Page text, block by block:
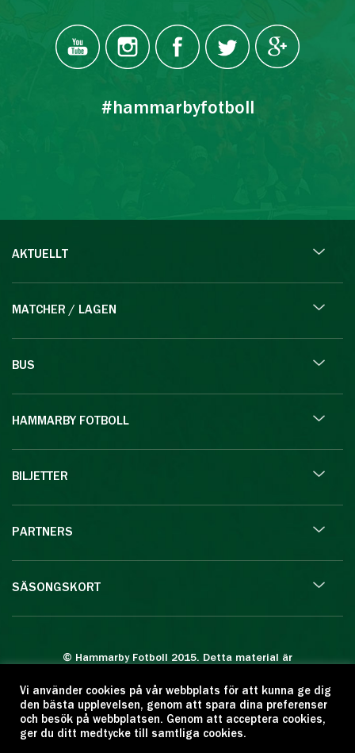
#hammarbyfotboll
AKTUELLT
MATCHER / LAGEN
BUS
HAMMARBY FOTBOLL
BILJETTER
PARTNERS
SÄSONGSKORT
© Hammarby Fotboll 2015. Detta material är
Eftertryck eller annan kopiering är förbjuden.
Citera oss gärna men ange källan:
www.hammarbyfotboll.se. Ansvarig utgivare:
Vi använder cookies på vår webbplats för att kunna ge dig
den bästa upplevelsen, genom att spara dina preferenser
och besök på webbplatsen. Genom att acceptera cookies,
ger du ditt medtycke till samtliga cookies.